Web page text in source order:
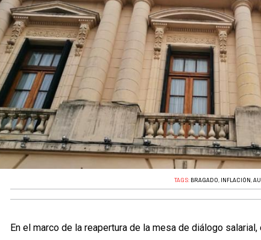
TAGS: BRAGADO, INFLACIÓN,
En el marco de la reapertura de la mesa de diálogo